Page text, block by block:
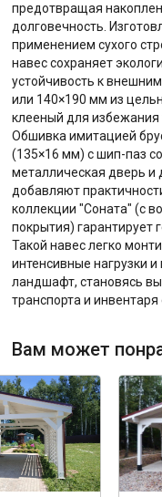
предотвращая
долговечность.
применением сухого
навес сохраняет
устойчивость к
или 140×190 мм из
клееный для избежания
Обшивка имитацией
(135×16 мм) с шип-паз
металлическая дверь и
добавляют
коллекции "Соната" (с
покрытия) гарантирует
Такой навес легко
интенсивные нагрузки
ландшафт, становясь
транспорта и инвентаря
Вам может